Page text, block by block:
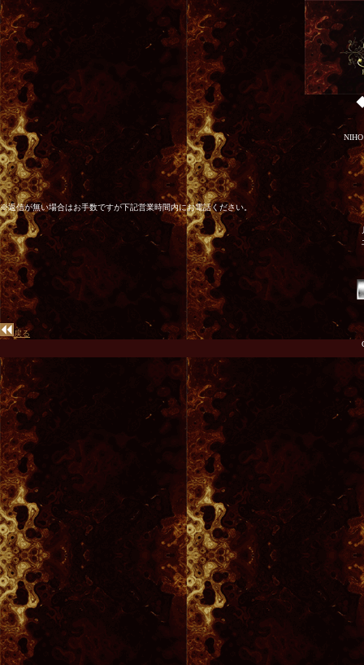
※返信が無い場合はお手数ですが下記営業時間内にお電話ください。
戻る